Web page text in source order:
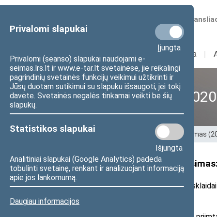
Privalomi slapukai
Įjungta
Privalomi (seanso) slapukai naudojami e-
seimas.lrs.lt ir www.e-tar.lt svetainėse, jie reikalingi
pagrindinių svetainės funkcijų veikimui užtikrinti ir
Jūsų duotam sutikimui su slapuku išsaugoti, jei tokį
davėte. Svetainės negalės tinkamai veikti be šių
slapukų.
Statistikos slapukai
Išjungta
Analitiniai slapukai (Google Analytics) padeda
tobulinti svetainę, renkant ir analizuojant informaciją
apie jos lankomumą.
Daugiau informacijos
Numatomos
Sudėtis Veikla I
XII Seimas
Pradžia>Ankstesnės kadencijos > XII Seimas
Seimo nario T. Tomilino
2017 m. vasario 28 d. pranešimas žiniasklaidai